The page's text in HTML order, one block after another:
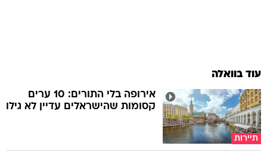
עוד בוואלה
תיירות
אירופה בלי התורים: 10 ערים
קסומות שהישראלים עדיין לא גילו